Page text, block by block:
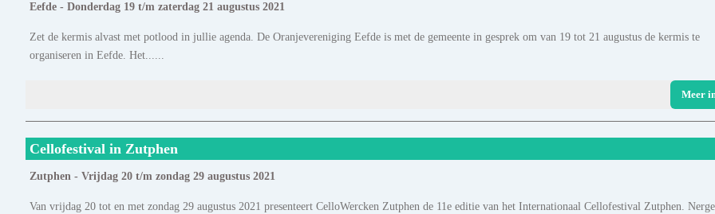
Eefde - Donderdag 19 t/m zaterdag 21 augustus 2021
Zet de kermis alvast met potlood in jullie agenda. De Oranjevereniging Eefde is met de gemeente in gesprek om van 19 tot 21 augustus de kermis te
organiseren in Eefde. Het......
Meer
Cellofestival in Zutphen
Zutphen - Vrijdag 20 t/m zondag 29 augustus 2021
Van vrijdag 20 tot en met zondag 29 augustus 2021 presenteert CelloWercken Zutphen de 11e editie van het Internationaal Cellofestival Zutphen.